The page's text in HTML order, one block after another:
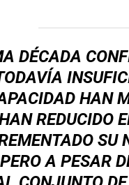
DÉCADA
HAN
REDUCIDO
SU
PERO A PESAR